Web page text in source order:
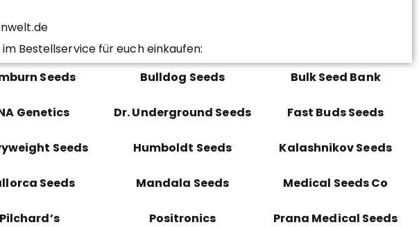
Bestellservice für euch einkaufen:
Seeds
Genetics
Seeds
Seeds
Pilchard’s
Bulldog Seeds
Dr. Underground Seeds
Humboldt Seeds
Mandala Seeds
Positronics
Bulk Seed Bank
Fast Buds Seeds
Kalashnikov Seeds
Medical Seeds Co
Prana Medical Seeds